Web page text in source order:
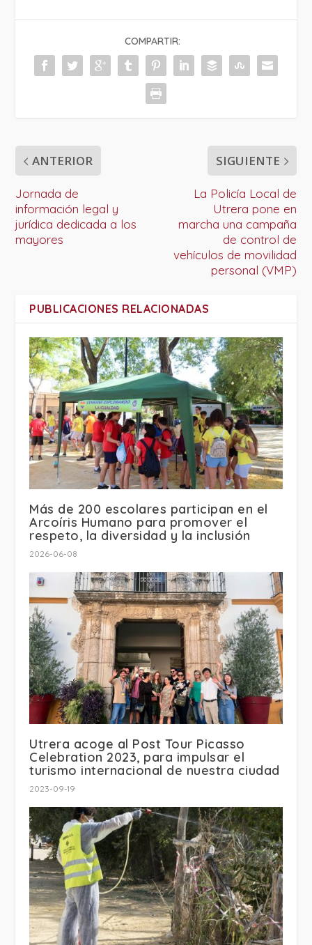
COMPARTIR:
ANTERIOR
Jornada de
información legal y
jurídica dedicada a los
mayores
SIGUIENTE
La Policía Local de
Utrera pone en
marcha una campaña
de control de
vehículos de movilidad
personal (VMP)
PUBLICACIONES RELACIONADAS
Más de 200 escolares participan en el
Arcoíris Humano para promover el
respeto, la diversidad y la inclusión
2026-06-08
Utrera acoge al Post Tour Picasso
Celebration 2023, para impulsar el
turismo internacional de nuestra ciudad
2023-09-19